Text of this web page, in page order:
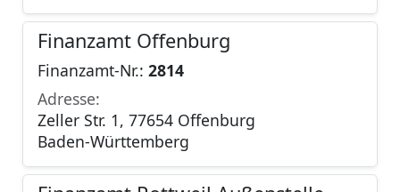
Finanzamt Offenburg
Finanzamt-Nr.: 2814
Adresse:
Zeller Str. 1, 77654 Offenburg
Baden-Württemberg